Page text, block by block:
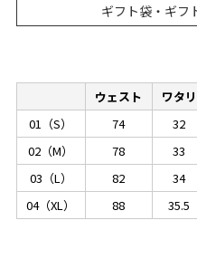
ギフト袋・ギフ
ウェスト ワタリ
01（S）
74 32
02（M）
78 33
03（L）
82 34
04（XL）
88 35.5